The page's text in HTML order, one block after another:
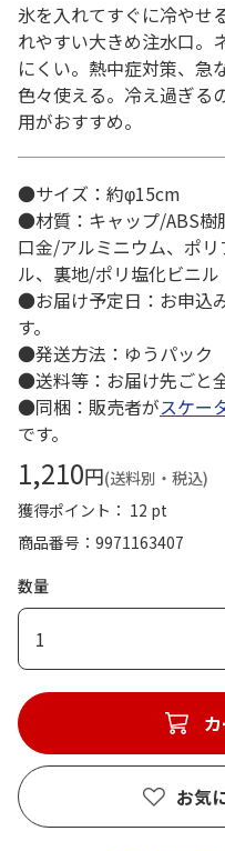
氷を入れてすぐに冷やせ
れやすい大きめ注水口。
にくい。熱中症対策、急
色々使える。冷え過ぎる
用がおすすめ。
●サイズ：約φ15cm
●材質：キャップ/ABS樹
口金/アルミニウム、ポ
ル、裏地/ポリ塩化ビニル
●お届け予定日：お申込
す。
●発送方法：ゆうパック
●送料等：お届け先ごと
●同梱：販売者がスケー
です。
1,210円(送料別・税込)
獲得ポイント： 12 pt
商品番号
9971163407
数量
1
お気